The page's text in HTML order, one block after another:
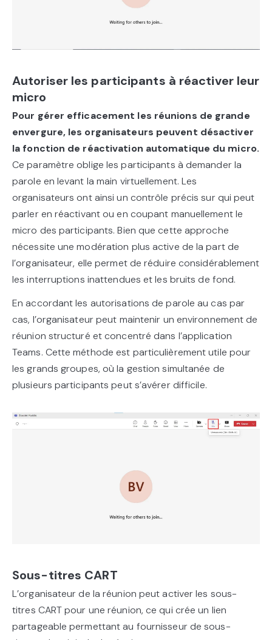
Autoriser les participants à réactiver leur
micro
Pour gérer efficacement les réunions de grande
envergure, les organisateurs peuvent désactiver
la fonction de réactivation automatique du micro.
Ce paramètre oblige les participants à demander la
parole en levant la main virtuellement. Les
organisateurs ont ainsi un contrôle précis sur qui peut
parler en réactivant ou en coupant manuellement le
micro des participants. Bien que cette approche
nécessite une modération plus active de la part de
l’organisateur, elle permet de réduire considérablement
les interruptions inattendues et les bruits de fond.
En accordant les autorisations de parole au cas par
cas, l’organisateur peut maintenir un environnement de
réunion structuré et concentré dans l’application
Teams. Cette méthode est particulièrement utile pour
les grands groupes, où la gestion simultanée de
plusieurs participants peut s’avérer difficile.
Sous-titres CART
L’organisateur de la réunion peut activer les sous-
titres CART pour une réunion, ce qui crée un lien
partageable permettant au fournisseur de sous-